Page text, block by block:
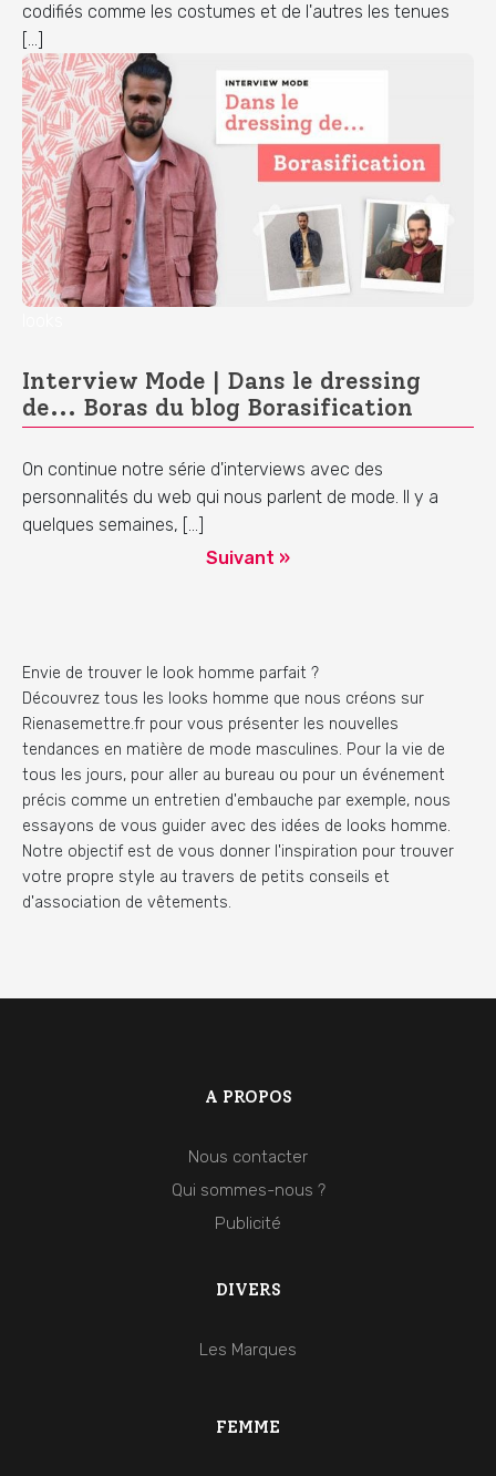
codifiés comme les costumes et de l'autres les tenues
[…]
Interview Mode | Dans le dressing
de... Boras du blog Borasification
On continue notre série d'interviews avec des
personnalités du web qui nous parlent de mode. Il y a
quelques semaines, […]
Suivant »
Envie de trouver le look homme parfait ?
Découvrez tous les looks homme que nous créons sur
Rienasemettre.fr pour vous présenter les nouvelles
tendances en matière de mode masculines. Pour la vie de
tous les jours, pour aller au bureau ou pour un événement
précis comme un entretien d'embauche par exemple, nous
essayons de vous guider avec des idées de looks homme.
Notre objectif est de vous donner l'inspiration pour trouver
votre propre style au travers de petits conseils et
d'association de vêtements.
FEMME
A PROPOS
Nous contacter
Qui sommes-nous ?
Publicité
DIVERS
Les Marques